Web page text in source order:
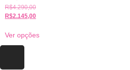
R$4.290,00
R$2.145,00
Ver opções